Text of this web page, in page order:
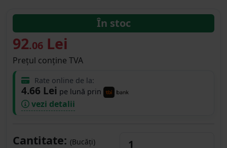
În stoc
92.06 Lei
Prețul conține TVA
Rate online de la:
4.66 Lei pe lună prin
vezi detalii
Cantitate: (Bucăți)